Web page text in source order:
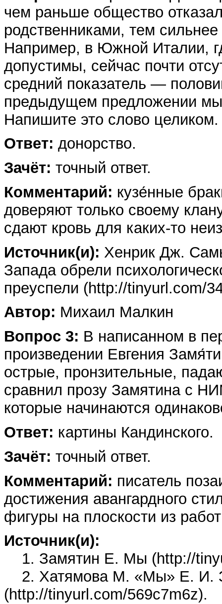
чем раньше общество
родственниками, тем
Например, в Южной Италии,
допустимы, сейчас почти
средний показатель —
предыдущем предложении мы
Напишите это слово целиком.
Ответ: донорство.
Зачёт: точный ответ.
Комментарий: кузе́нные
доверяют только своему
сдают кровь для каких-то
Источник(и): Хенрик Дж.
Запада обрели
преуспели (http://tinyurl.com/
Автор: Михаил Малкин
Вопрос 3: В написанном в
произведении Евгения
острые, пронзительные,
сравнил прозу Замятина с
которые начинаются
Ответ: картины Кандинского.
Зачёт: точный ответ.
Комментарий: писатель
достижения авангардного
фигуры на плоскости из
Источник(и):
1. Замятин Е. Мы (http://
2. Хатямова М. «Мы» Е. И.
(http://tinyurl.com/569c7m6z).